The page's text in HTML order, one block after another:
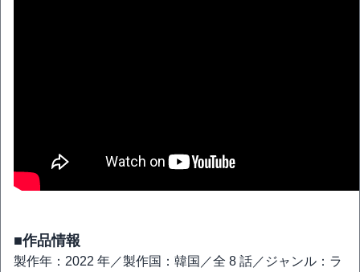
■作品情報
製作年：2022 年／製作国：韓国／全 8 話／ジャンル：ラ